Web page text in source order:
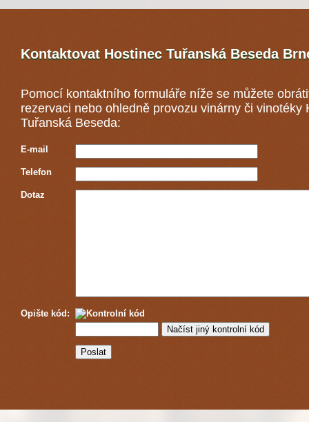
Kontaktovat Hostinec Tuřanská Beseda
Pomocí kontaktního formuláře níže se můžete
rezervaci nebo ohledně provozu vinárny či vinotéky
Tuřanská Beseda:
E-mail
Telefon
Dotaz
Opište kód: